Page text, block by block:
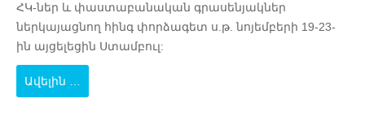
ՀԿ-ներ և փաստաբանական գրասենյակներ
ներկայացնող հինգ փորձագետ ս.թ. նոյեմբերի 19-23-
ին այցելեցին Ստամբուլ:
Ավելին …